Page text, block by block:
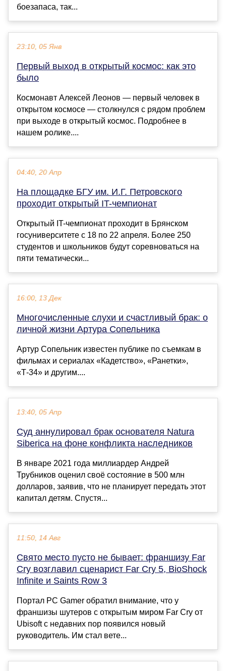
боезапаса, так...
23:10, 05 Янв
Первый выход в открытый космос: как это
было
Космонавт Алексей Леонов — первый человек в
открытом космосе — столкнулся с рядом проблем
при выходе в открытый космос. Подробнее в
нашем ролике....
04:40, 20 Апр
На площадке БГУ им. И.Г. Петровского
проходит открытый IT-чемпионат
Открытый IT-чемпионат проходит в Брянском
госуниверситете с 18 по 22 апреля. Более 250
студентов и школьников будут соревноваться на
пяти тематически...
16:00, 13 Дек
Многочисленные слухи и счастливый брак: о
личной жизни Артура Сопельника
Артур Сопельник известен публике по съемкам в
фильмах и сериалах «Кадетство», «Ранетки»,
«Т-34» и другим....
13:40, 05 Апр
Суд аннулировал брак основателя Natura
Siberica на фоне конфликта наследников
В январе 2021 года миллиардер Андрей
Трубников оценил своё состояние в 500 млн
долларов, заявив, что не планирует передать этот
капитал детям. Спустя...
11:50, 14 Авг
Свято место пусто не бывает: франшизу Far
Cry возглавил сценарист Far Cry 5, BioShock
Infinite и Saints Row 3
Портал PC Gamer обратил внимание, что у
франшизы шутеров с открытым миром Far Cry от
Ubisoft с недавних пор появился новый
руководитель. Им стал вете...